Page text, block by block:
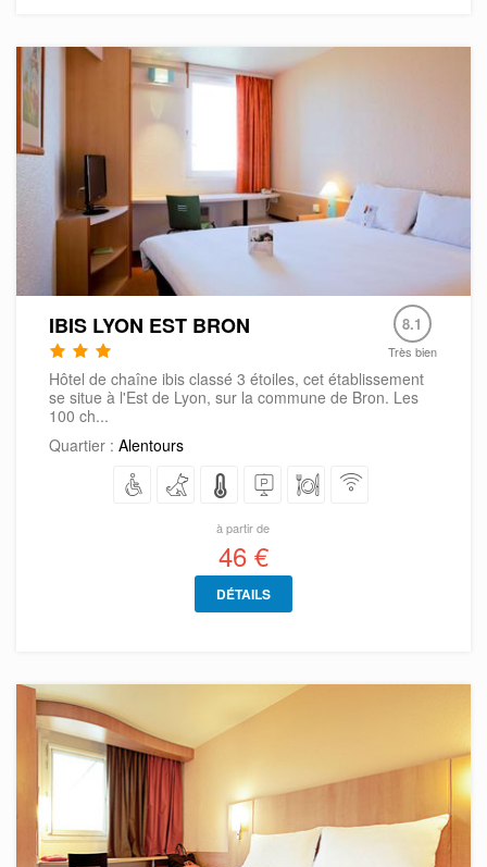
IBIS LYON EST BRON 8.1
Très bien
Hôtel de chaîne ibis classé 3 étoiles, cet établissement
se situe à l'Est de Lyon, sur la commune de Bron. Les
100 ch...
Quartier : Alentours
à partir de
46 €
DÉTAILS